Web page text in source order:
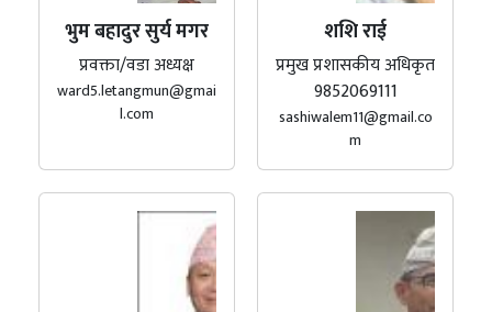
भुम बहादुर सुर्य मगर
प्रवक्ता/वडा अध्यक्ष
ward5.letangmun@gmai
l.com
शशि राई
प्रमुख प्रशासकीय अधिकृत
9852069111
sashiwalem11@gmail.co
m